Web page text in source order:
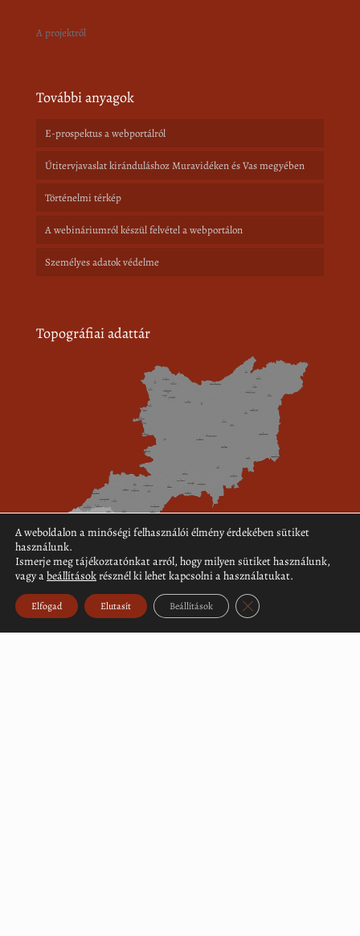
A projektről
További anyagok
E-prospektus a webportálról
Útitervjavaslat kiránduláshoz Muravidéken és Vas megyében
Történelmi térkép
A webináriumról készül felvétel a webportálon
Személyes adatok védelme
Topográfiai adattár
A weboldalon a minőségi felhasználói élmény érdekében sütiket
használunk.
Ismerje meg tájékoztatónkat arról, hogy milyen sütiket használunk,
vagy abeállításokrésznél ki lehet kapcsolni a használatukat.
Elfogad Elutasít Beállítások Close GDPR Cookie